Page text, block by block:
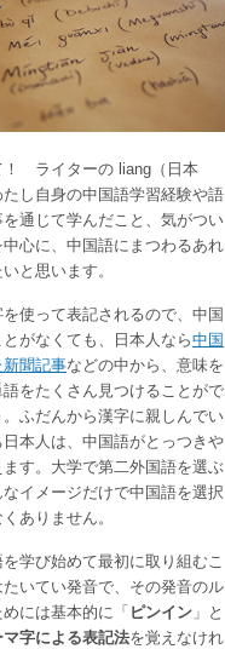
フ
ラ
学
生
の
中
ノ
ー
ト
は
！ ライターの liang（日本
たし自身の中国語学習経験や語
通じて学んだこと、気がつい
心に、中国語にまつわるあれ
と思います。
使って表記されるので、中国
がなくても、日本人なら中国
聞記事などの中から、意味を
をたくさん見つけることがで
。ふだんから漢字に親しんでい
本人は、中国語がとっつきや
す。大学で第二外国語を選ぶ
なイメージだけで中国語を選択
ありません。
学び始めて最初に取り組むこ
たいてい発音で、その発音のル
には基本的に「 ピンイン 」と
マ字による表記法を覚えなけれ